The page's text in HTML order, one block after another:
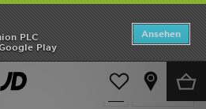
PLC
Play
Ansehen
Converse All Star Hi - Schuhe
verfeinern
All